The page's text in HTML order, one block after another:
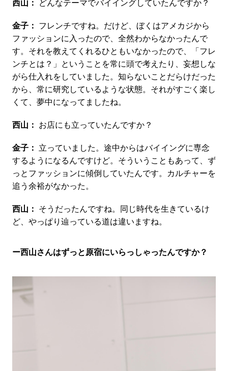
西山： どんなテーマでバイイングしていたんですか？
金子： フレンチですね。だけど、ぼくはアメカジから
ファッションに入ったので、全然わからなかったんで
す。それを教えてくれるひともいなかったので、「フレ
ンチとは？」ということを常に頭で考えたり、妄想しな
がら仕入れをしていました。知らないことだらけだった
から、常に研究しているような状態。それがすごく楽し
くて、夢中になってましたね。
西山： お店にも立っていたんですか？
金子： 立っていました。途中からはバイイングに専念
するようになるんですけど。そういうこともあって、ず
っとファッションに傾倒していたんです。カルチャーを
追う余裕がなかった。
西山： そうだったんですね。同じ時代を生きているけ
ど、やっぱり辿っている道は違いますね。
ー西山さんはずっと原宿にいらっしゃったんですか？